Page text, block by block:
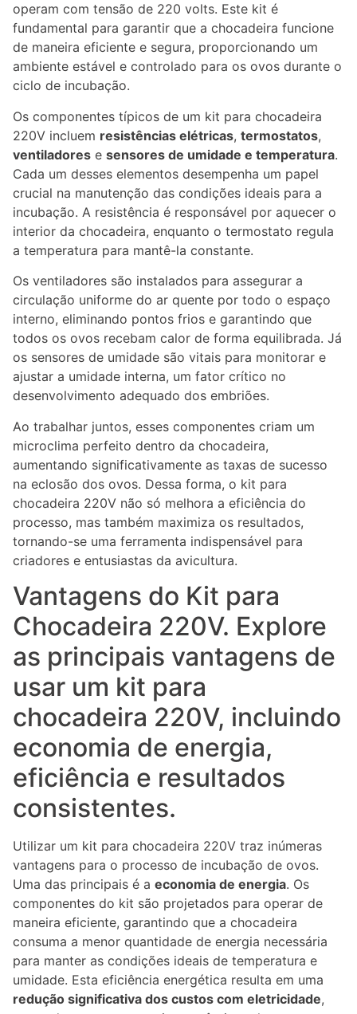
operam com tensão de 220 volts. Este kit é
fundamental para garantir que a chocadeira funcione
de maneira eficiente e segura, proporcionando um
ambiente estável e controlado para os ovos durante o
ciclo de incubação.
Os componentes típicos de um kit para chocadeira
220V incluem resistências elétricas, termostatos,
ventiladores e sensores de umidade e temperatura.
Cada um desses elementos desempenha um papel
crucial na manutenção das condições ideais para a
incubação. A resistência é responsável por aquecer o
interior da chocadeira, enquanto o termostato regula
a temperatura para mantê-la constante.
Os ventiladores são instalados para assegurar a
circulação uniforme do ar quente por todo o espaço
interno, eliminando pontos frios e garantindo que
todos os ovos recebam calor de forma equilibrada. Já
os sensores de umidade são vitais para monitorar e
ajustar a umidade interna, um fator crítico no
desenvolvimento adequado dos embriões.
Ao trabalhar juntos, esses componentes criam um
microclima perfeito dentro da chocadeira,
aumentando significativamente as taxas de sucesso
na eclosão dos ovos. Dessa forma, o kit para
chocadeira 220V não só melhora a eficiência do
processo, mas também maximiza os resultados,
tornando-se uma ferramenta indispensável para
criadores e entusiastas da avicultura.
Vantagens do Kit para
Chocadeira 220V. Explore
as principais vantagens de
usar um kit para
chocadeira 220V, incluindo
economia de energia,
eficiência e resultados
consistentes.
Utilizar um kit para chocadeira 220V traz inúmeras
vantagens para o processo de incubação de ovos.
Uma das principais é a economia de energia. Os
componentes do kit são projetados para operar de
maneira eficiente, garantindo que a chocadeira
consuma a menor quantidade de energia necessária
para manter as condições ideais de temperatura e
umidade. Esta eficiência energética resulta em uma
redução significativa dos custos com eletricidade,